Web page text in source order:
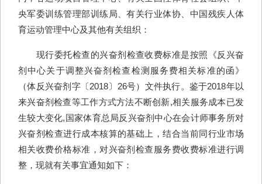
央军委训练管理部训练局、有关行业体协、中国残疾人体
育运动管理中心及其他有关组织：
现行委托检查的兴奋剂检查收费标准是按照《反兴奋
剂中心关于调整兴奋剂检查检测服务费相关标准的函》
（体反兴奋剂字〔2018〕26号）文件执行。鉴于2018年以
来兴奋剂检查等工作方式方法不断创新,相关服务成本已发
生较大变化,国家体育总局反兴奋剂中心在会计师事务所对
兴奋剂检查进行成本核算的基础上，结合当前同行业市场
相关收费价格标准，对兴奋剂检查服务费收费标准进行调
整，现就有关事宜通知如下：